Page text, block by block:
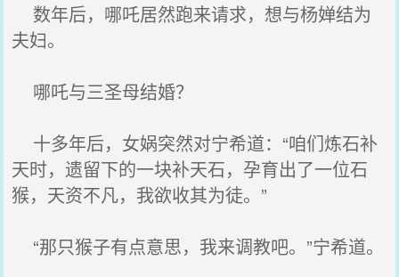
数年后，哪吒居然跑来请求，想与杨婵结为
夫妇。
哪吒与三圣母结婚？
十多年后，女娲突然对宁希道：“咱们炼石补
天时，遗留下的一块补天石，孕育出了一位石
猴，天资不凡，我欲收其为徒。”
“那只猴子有点意思，我来调教吧。”宁希道。